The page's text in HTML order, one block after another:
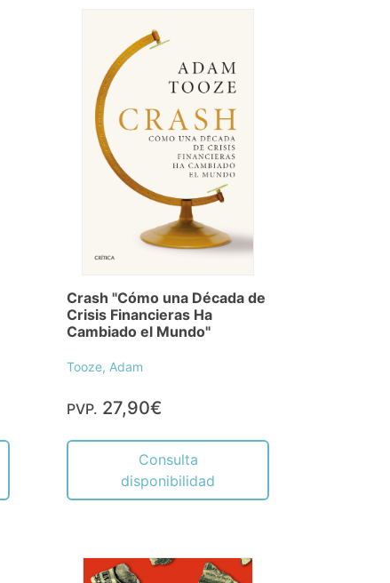
Crash "Cómo una Década de
Crisis Financieras Ha
Cambiado el Mundo"
Tooze, Adam
PVP. 27,90€
Consulta
disponibilidad